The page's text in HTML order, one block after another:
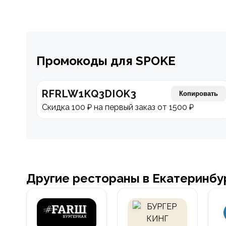
Промокоды для SPOKE
RFRLW1KQ3DIOK3 Копировать
Скидка 100 ₽ на первый заказ от 1500 ₽
Другие рестораны в